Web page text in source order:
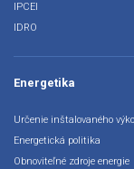
IPCEI
IDRO
Energetika
Určenie inštalovaného
Energetická politika
Obnoviteľné zdroje energie